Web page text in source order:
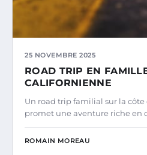
25 NOVEMBRE 2025
ROAD TRIP EN
CALIFORNIENNE
Un road trip familial sur la
promet une aventure riche en
ROMAIN MOREAU